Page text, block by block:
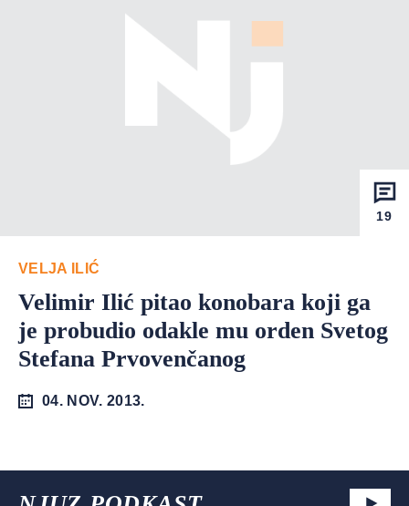
19
VELJA ILIĆ
Velimir Ilić pitao konobara koji ga
je probudio odakle mu orden Svetog
Stefana Prvovenčanog
04. NOV. 2013.